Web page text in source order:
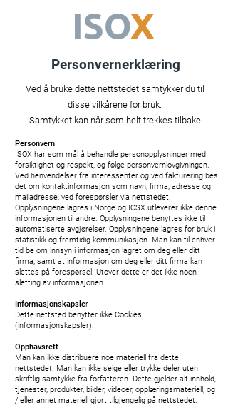
Personvernerklæring
Ved å bruke dette nettstedet samtykker du til
disse vilkårene for bruk.
Samtykket kan når som helt trekkes tilbake
Personvern
ISOX har som mål å behandle personopplysninger med
forsiktighet og respekt, og følge personvernlovgivningen.
Ved henvendelser fra interessenter og ved fakturering bes
det om kontaktinformasjon som navn, firma, adresse og
mailadresse, ved forespørsler via nettstedet.
Opplysningene lagres i Norge og IOSX utleverer ikke denne
informasjonen til andre. Opplysningene benyttes ikke til
automatiserte avgjørelser. Opplysningene lagres for bruk i
statistikk og fremtidig kommunikasjon. Man kan til enhver
tid be om innsyn i informasjon lagret om deg eller ditt
firma, samt at informasjon om deg eller ditt firma kan
slettes på forespørsel. Utover dette er det ikke noen
sletting av informasjonen.
Informasjonskapsler
Dette nettsted benytter ikke Cookies
(informasjonskapsler).
Opphavsrett
Man kan ikke distribuere noe materiell fra dette
nettstedet. Man kan ikke selge eller trykke deler uten
skriftlig samtykke fra forfatteren. Dette gjelder alt innhold,
tjenester, produkter, bilder, videoer, opplæringsmateriell, og
/ eller annet materiell gjort tilgjengelig på nettstedet.